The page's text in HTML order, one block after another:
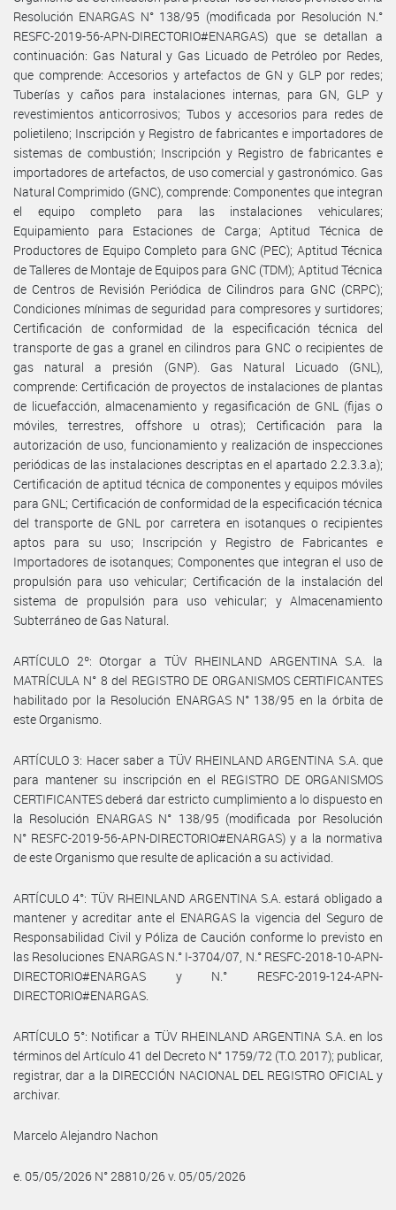
Resolución ENARGAS N° 138/95 (modificada por Resolución N.°
RESFC-2019-56-APN-DIRECTORIO#ENARGAS) que se detallan a
continuación: Gas Natural y Gas Licuado de Petróleo por Redes,
que comprende: Accesorios y artefactos de GN y GLP por redes;
Tuberías y caños para instalaciones internas, para GN, GLP y
revestimientos anticorrosivos; Tubos y accesorios para redes de
polietileno; Inscripción y Registro de fabricantes e importadores de
sistemas de combustión; Inscripción y Registro de fabricantes e
importadores de artefactos, de uso comercial y gastronómico. Gas
Natural Comprimido (GNC), comprende: Componentes que integran
el equipo completo para las instalaciones vehiculares;
Equipamiento para Estaciones de Carga; Aptitud Técnica de
Productores de Equipo Completo para GNC (PEC); Aptitud Técnica
de Talleres de Montaje de Equipos para GNC (TDM); Aptitud Técnica
de Centros de Revisión Periódica de Cilindros para GNC (CRPC);
Condiciones mínimas de seguridad para compresores y surtidores;
Certificación de conformidad de la especificación técnica del
transporte de gas a granel en cilindros para GNC o recipientes de
gas natural a presión (GNP). Gas Natural Licuado (GNL),
comprende: Certificación de proyectos de instalaciones de plantas
de licuefacción, almacenamiento y regasificación de GNL (fijas o
móviles, terrestres, offshore u otras); Certificación para la
autorización de uso, funcionamiento y realización de inspecciones
periódicas de las instalaciones descriptas en el apartado 2.2.3.3.a);
Certificación de aptitud técnica de componentes y equipos móviles
para GNL; Certificación de conformidad de la especificación técnica
del transporte de GNL por carretera en isotanques o recipientes
aptos para su uso; Inscripción y Registro de Fabricantes e
Importadores de isotanques; Componentes que integran el uso de
propulsión para uso vehicular; Certificación de la instalación del
sistema de propulsión para uso vehicular; y Almacenamiento
Subterráneo de Gas Natural.
ARTÍCULO 2º: Otorgar a TÜV RHEINLAND ARGENTINA S.A. la
MATRÍCULA N° 8 del REGISTRO DE ORGANISMOS CERTIFICANTES
habilitado por la Resolución ENARGAS N° 138/95 en la órbita de
este Organismo.
ARTÍCULO 3: Hacer saber a TÜV RHEINLAND ARGENTINA S.A. que
para mantener su inscripción en el REGISTRO DE ORGANISMOS
CERTIFICANTES deberá dar estricto cumplimiento a lo dispuesto en
la Resolución ENARGAS N° 138/95 (modificada por Resolución
N° RESFC-2019-56-APN-DIRECTORIO#ENARGAS) y a la normativa
de este Organismo que resulte de aplicación a su actividad.
ARTÍCULO 4°: TÜV RHEINLAND ARGENTINA S.A. estará obligado a
mantener y acreditar ante el ENARGAS la vigencia del Seguro de
Responsabilidad Civil y Póliza de Caución conforme lo previsto en
las Resoluciones ENARGAS N.° I-3704/07, N.° RESFC-2018-10-APN-
DIRECTORIO#ENARGAS y N.° RESFC-2019-124-APN-
DIRECTORIO#ENARGAS.
ARTÍCULO 5°: Notificar a TÜV RHEINLAND ARGENTINA S.A. en los
términos del Artículo 41 del Decreto N° 1759/72 (T.O. 2017); publicar,
registrar, dar a la DIRECCIÓN NACIONAL DEL REGISTRO OFICIAL y
archivar.
Marcelo Alejandro Nachon
e. 05/05/2026 N° 28810/26 v. 05/05/2026